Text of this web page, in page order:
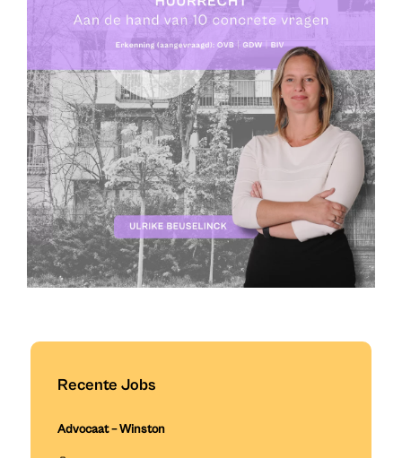
Recente Jobs
Advocaat – Winston